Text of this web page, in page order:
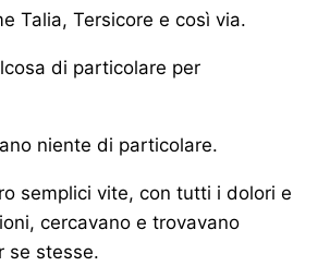
Talia, Tersicore e così via.
di particolare per
niente di particolare.
semplici vite, con tutti i dolori e
cercavano e trovavano
se stesse.